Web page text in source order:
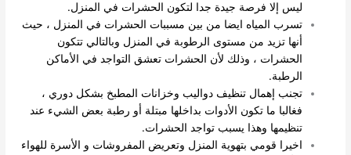
ليس إلا فرصة جيدة جدا لتكون الحشرات في المنزل.
تسرب المياه ايضا من بين مسببات الحشرات في المنزل ، حيث
أنها تزيد من مستوى الرطوبة في المنزل وبالتالي تتكون
الحشرات ، وذلك لأن الحشرات تعشق التواجد في الأماكن
الرطبة.
تجنب إهمال تنظيف دواليب وخزانات المطبخ بشكل دوري ،
فغالبا ما تكون الأدوات بداخلها مبتلة أو رطبة بعض الشيء عند
تنظيمها وهذا يسبب تواجد الحشرات.
اخيرا قومي بتهوية المنزل وتعريض المفروشات و الأسرة للهواء